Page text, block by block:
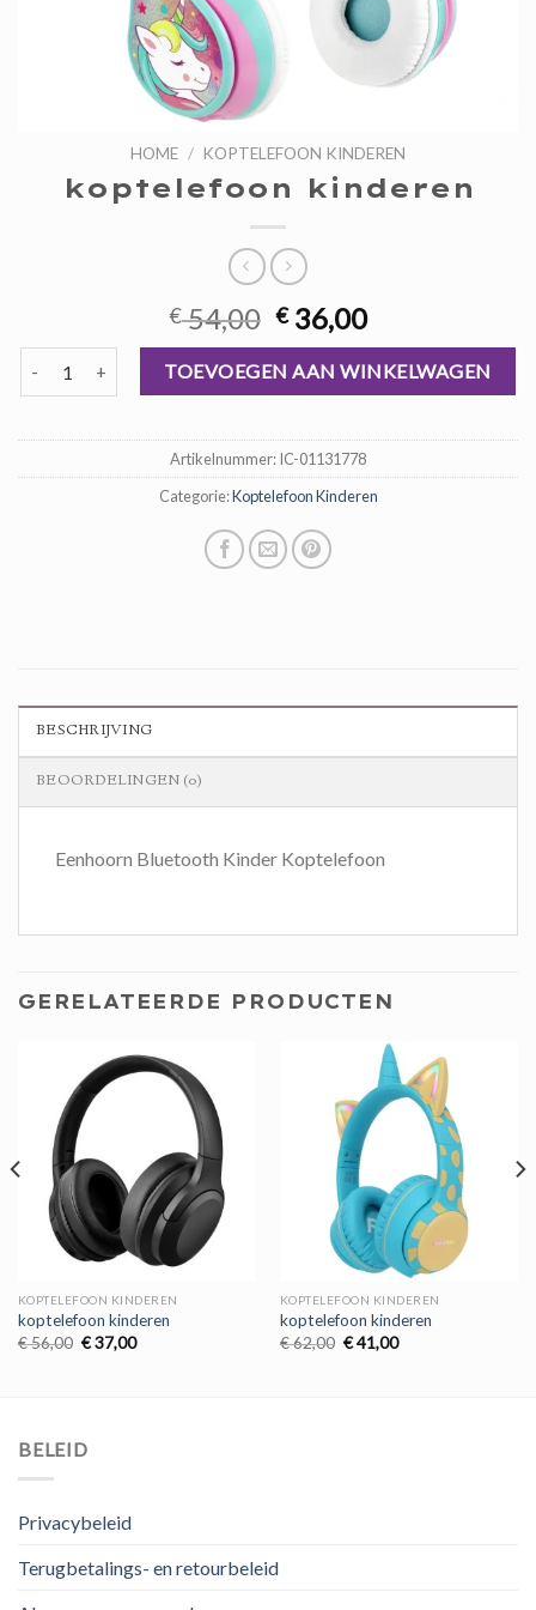
HOME / KOPTELEFOON KINDEREN
koptelefoon kinderen
€54,00 Oorspronkelijke
prijs
was:
€ 54,00.
€36,00Huidige
prijs
is:
€ 36,00.
koptelefoon kinderen aantalTOEVOEGEN AAN WINKELWAGEN
Artikelnummer:IC-01131778
Categorie:Koptelefoon Kinderen
BESCHRIJVING
BEOORDELINGEN (0)
Eenhoorn Bluetooth Kinder Koptelefoon
GERELATEERDE PRODUCTEN
KOPTELEFOON KINDEREN
koptelefoon kinderen
€56,00 Oorspronkelijke
€37,00Huidige
KOPTELEFOON KINDEREN
koptelefoon kinderen
€62,00 Oorspronkelijke
€41,00Huidige
BELEID
Privacybeleid
Terugbetalings- en retourbeleid